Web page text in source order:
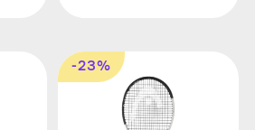
-23%